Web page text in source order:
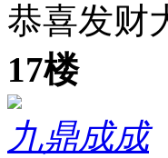
恭喜发财
17楼
九鼎成成